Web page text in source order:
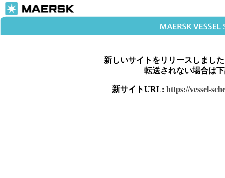
新しいサイトをリリースしまし
転送されない場合は
新サイトURL: https://vessel-